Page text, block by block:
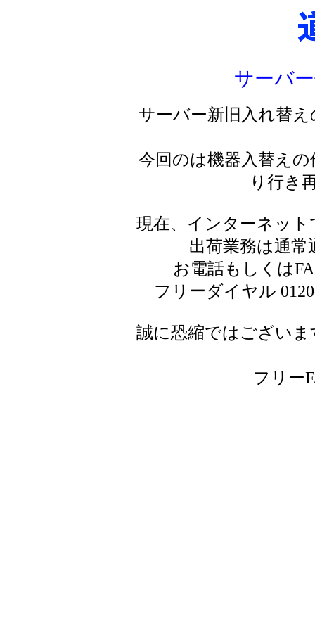
サーバ
サーバー新旧入れ替
今回のは機器入替え
り行き
現在、インターネッ
出荷業務は通
お電話もしくは
フリーダイヤル
誠に恐縮ではござい
フリー